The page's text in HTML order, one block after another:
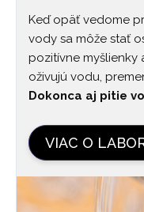
Keď opäť vedome
vody sa môže stať
pozitívne myšlienky
oživujú vodu,
Dokonca aj pitie
VIAC O